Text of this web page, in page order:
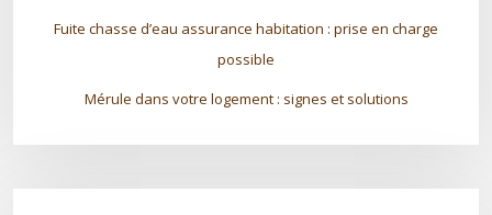
Fuite chasse d’eau assurance habitation : prise en charge
possible
Mérule dans votre logement : signes et solutions